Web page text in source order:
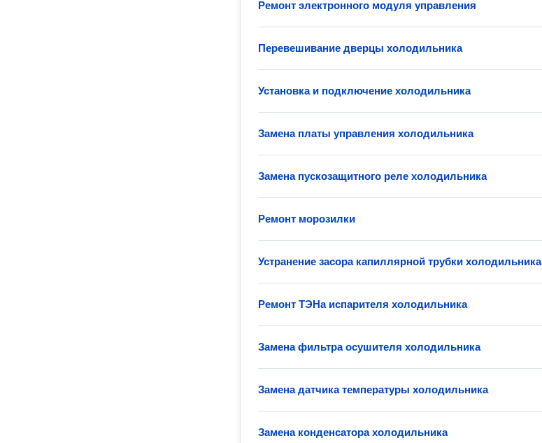
Ремонт электронного модуля управления
Перевешивание дверцы холодильника
Установка и подключение холодильника
Замена платы управления холодильника
Замена пускозащитного реле холодильника
Ремонт морозилки
Устранение засора капиллярной трубки холодильника
Ремонт ТЭНа испарителя холодильника
Замена фильтра осушителя холодильника
Замена датчика температуры холодильника
Замена конденсатора холодильника